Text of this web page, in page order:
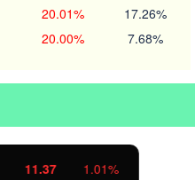
20.01% 17.26%
20.00% 7.68%
11.37 1.01%